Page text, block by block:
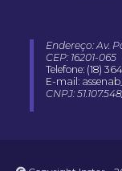
Endereço: Av.
CEP: 16201-065
Telefone: (18)
E-mail:
CNPJ: